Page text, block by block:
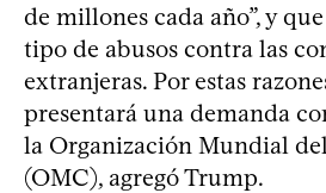
de millones cada año”, y
tipo de abusos contra las
extranjeras. Por estas
presentará una demanda
la Organización Mundial
(OMC), agregó Trump.